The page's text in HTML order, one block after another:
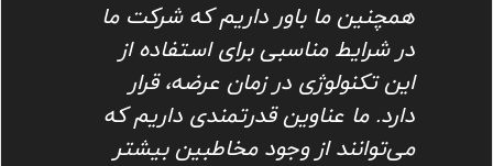
همچنین ما باور داریم که شرکت ما
در شرایط مناسبی برای استفاده از
این تکنولوژی در زمان عرضه، قرار
دارد. ما عناوین قدرتمندی داریم که
می‌توانند از وجود مخاطبین بیشتر